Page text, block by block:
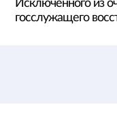
Исключенного из
госслужащего